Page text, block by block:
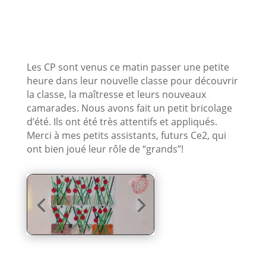
Les CP sont venus ce matin passer une petite
heure dans leur nouvelle classe pour découvrir
la classe, la maîtresse et leurs nouveaux
camarades. Nous avons fait un petit bricolage
d’été. Ils ont été très attentifs et appliqués.
Merci à mes petits assistants, futurs Ce2, qui
ont bien joué leur rôle de “grands”!